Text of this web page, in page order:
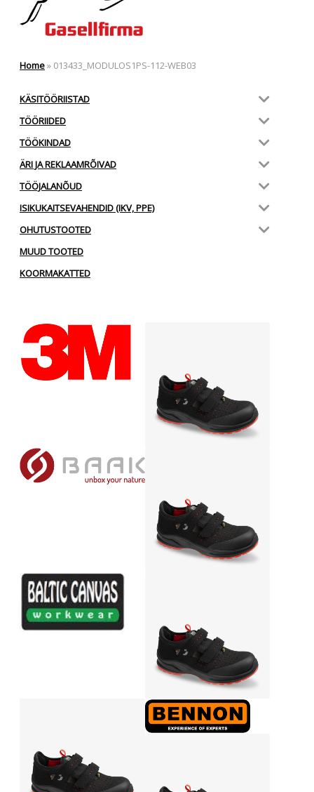
Home» 013433_MODULOS1PS-112-WEB03
KÄSITÖÖRIISTAD
TÖÖRIIDED
TÖÖKINDAD
ÄRI JA REKLAAMRÕIVAD
TÖÖJALANÕUD
ISIKUKAITSEVAHENDID (IKV, PPE)
OHUTUSTOOTED
MUUD TOOTED
KOORMAKATTED